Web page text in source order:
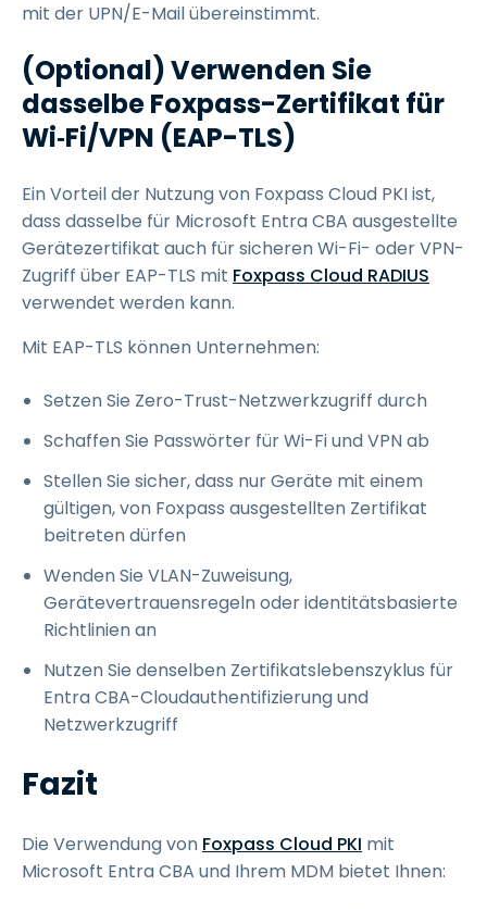
mit der UPN/E-Mail übereinstimmt.
(Optional) Verwenden Sie
dasselbe Foxpass-Zertifikat für
Wi‑Fi/VPN (EAP-TLS)
Ein Vorteil der Nutzung von Foxpass Cloud PKI ist,
dass dasselbe für Microsoft Entra CBA ausgestellte
Gerätezertifikat auch für sicheren Wi-Fi- oder VPN-
Zugriff über EAP-TLS mit Foxpass Cloud RADIUS
verwendet werden kann.
Mit EAP-TLS können Unternehmen:
Setzen Sie Zero-Trust-Netzwerkzugriff durch
Schaffen Sie Passwörter für Wi-Fi und VPN ab
Stellen Sie sicher, dass nur Geräte mit einem
gültigen, von Foxpass ausgestellten Zertifikat
beitreten dürfen
Wenden Sie VLAN-Zuweisung,
Gerätevertrauensregeln oder identitätsbasierte
Richtlinien an
Nutzen Sie denselben Zertifikatslebenszyklus für
Entra CBA-Cloudauthentifizierung und
Netzwerkzugriff
Fazit
Die Verwendung von Foxpass Cloud PKI mit
Microsoft Entra CBA und Ihrem MDM bietet Ihnen: